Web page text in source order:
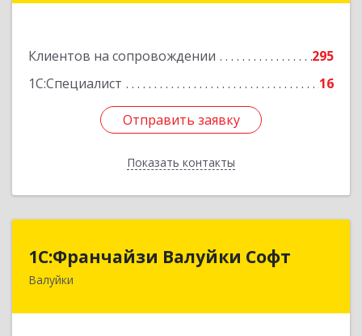
Клиентов на сопровождении
295
1С:Специалист
16
Отправить заявку
Показать контакты
Отправить заявку
Назад
1С:Франчайзи Валуйки Софт
Валуйки
1С:Франчайзи Валуйки Софт
309996, Белгородская обл, Валуйки г, Горького,